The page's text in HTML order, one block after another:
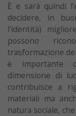
È e sarà quindi
decidere, in
l’identità)
possono
trasformazione
è importante
dimensione di
contribuisce a
materiali ma
natura sociale,